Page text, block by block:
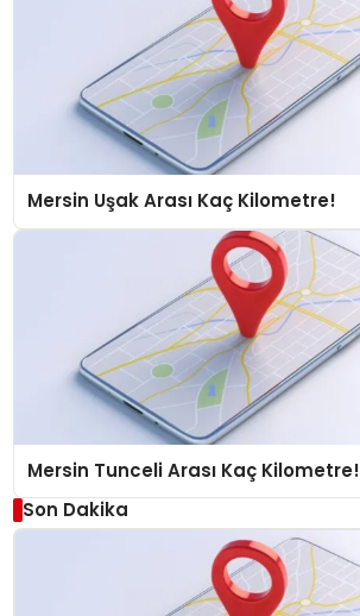
Mersin Uşak Arası Kaç Kilometre!
Mersin Tunceli Arası Kaç Kilometre!
Son Dakika